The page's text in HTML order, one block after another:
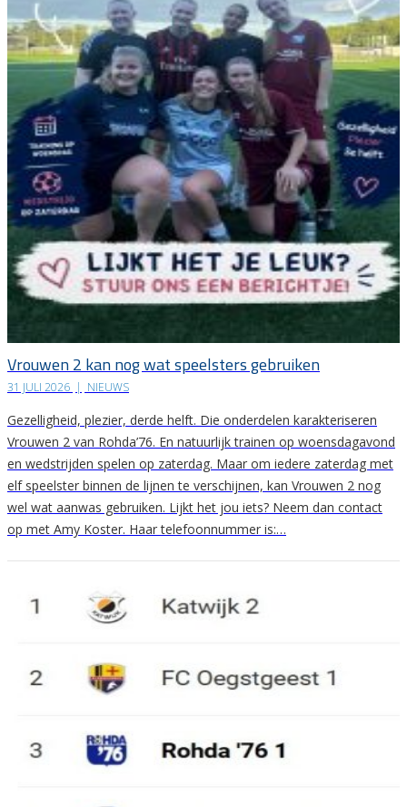
Vrouwen 2 kan nog wat speelsters gebruiken
31 JULI 2026 | NIEUWS
Gezelligheid, plezier, derde helft. Die onderdelen karakteriseren
Vrouwen 2 van Rohda’76. En natuurlijk trainen op woensdagavond
en wedstrijden spelen op zaterdag. Maar om iedere zaterdag met
elf speelster binnen de lijnen te verschijnen, kan Vrouwen 2 nog
wel wat aanwas gebruiken. Lijkt het jou iets? Neem dan contact
op met Amy Koster. Haar telefoonnummer is:…